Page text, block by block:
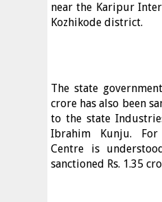
near the Karipur
Kozhikode district.
The state
crore has also been
to the state
Ibrahim Kunju.
Centre is
sanctioned Rs. 1.35